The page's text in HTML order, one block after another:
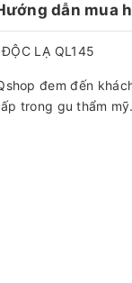
dẫn mua
ĐỘC LẠ QL145
đem đến
trong gu thẩm